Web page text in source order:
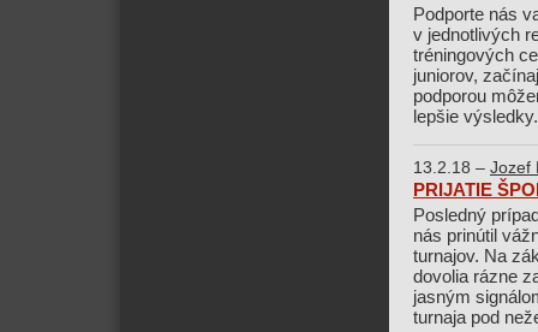
Podporte nás
v jednotlivých
tréningových
juniorov,
podporou
lepšie výsledky.
13.2.18 – Jozef
PRIJATIE
Posledný
nás prinútil
turnajov. Na
dovolia rázne
jasným
turnaja pod